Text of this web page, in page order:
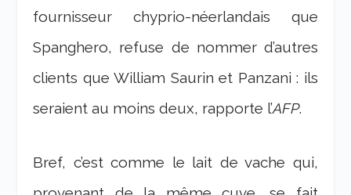
fournisseur chyprio-néerlandais que
Spanghero, refuse de nommer d’autres
clients que William Saurin et Panzani : ils
seraient au moins deux, rapporte l’AFP.
Bref, c’est comme le lait de vache qui,